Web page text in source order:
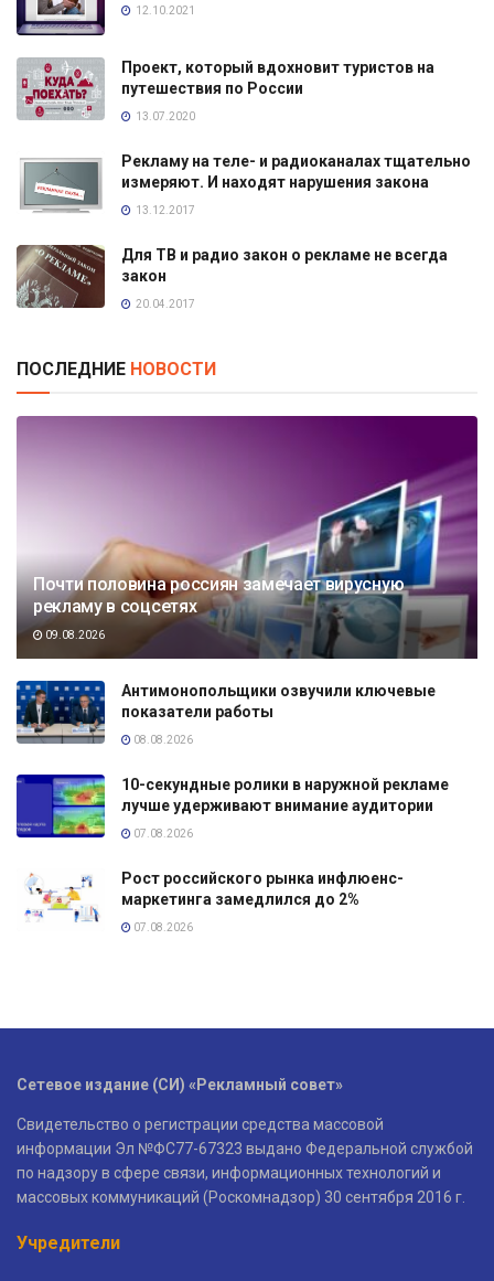
12.10.2021
Проект, который вдохновит туристов на
путешествия по России
13.07.2020
Рекламу на теле- и радиоканалах тщательно
измеряют. И находят нарушения закона
13.12.2017
Для ТВ и радио закон о рекламе не всегда
закон
20.04.2017
ПОСЛЕДНИЕ НОВОСТИ
Почти половина россиян замечает вирусную
рекламу в соцсетях
09.08.2026
Антимонопольщики озвучили ключевые
показатели работы
08.08.2026
10-секундные ролики в наружной рекламе
лучше удерживают внимание аудитории
07.08.2026
Рост российского рынка инфлюенс-
маркетинга замедлился до 2%
07.08.2026
Сетевое издание (СИ) «Рекламный совет»
Свидетельство о регистрации средства массовой
информации Эл №ФС77-67323 выдано Федеральной службой
по надзору в сфере связи, информационных технологий и
массовых коммуникаций (Роскомнадзор) 30 сентября 2016 г.
Учредители